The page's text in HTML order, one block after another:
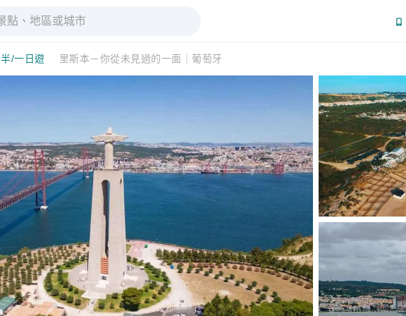
半/一日遊 里斯本－你從未見過的一面｜葡萄牙